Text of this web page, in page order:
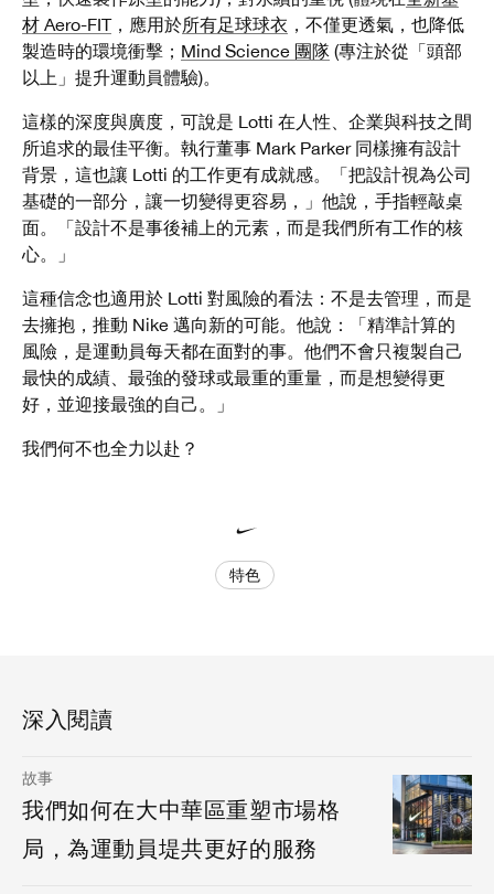
材 Aero-FIT，應用於所有足球球衣 ，不僅更透氣， 也降低
製造時的環境衝擊； Mind Science 團隊 (專注於從「頭部
以上」提升運動員體驗)。
這樣的深度與廣度，可說是 Lotti 在人性、企業與科技之間
所追求的最佳平衡。執行董事 Mark Parker 同樣擁有設計
背景，這也讓 Lotti 的工作更有成就感。「把設計視為公司
基礎的一部分，讓一切變得更容易，」他說，手指輕敲桌
面。「設計不是事後補上的元素，而是我們所有工作的核
心。」
這種信念也適用於 Lotti 對風險的看法：不是去管理，而是
去擁抱，推動 Nike 邁向新的可能。他說：「精準計算的
風險，是運動員每天都在面對的事。他們不會只複製自己
最快的成績、最強的發球或最重的重量，而是想變得更
好，並迎接最強的自己。」
我們何不也全力以赴？
特色
深入閱讀
故事
我們如何在大中華區重塑市場格
局，為運動員堤共更好的服務